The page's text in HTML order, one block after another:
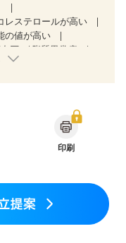
レステロールが高い
の値が高い
圧
脂質異常症
第２期）
１）
療中）
印刷